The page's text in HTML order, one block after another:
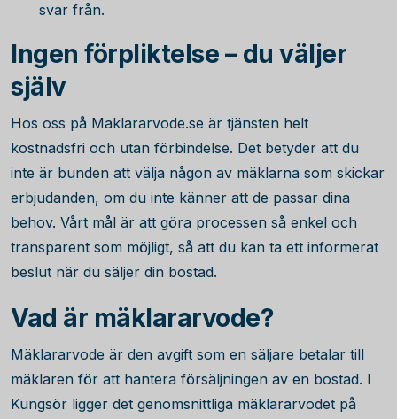
svar från.
Ingen förpliktelse – du väljer
själv
Hos oss på Maklararvode.se är tjänsten helt
kostnadsfri och utan förbindelse. Det betyder att du
inte är bunden att välja någon av mäklarna som skickar
erbjudanden, om du inte känner att de passar dina
behov. Vårt mål är att göra processen så enkel och
transparent som möjligt, så att du kan ta ett informerat
beslut när du säljer din bostad.
Vad är mäklararvode?
Mäklararvode är den avgift som en säljare betalar till
mäklaren för att hantera försäljningen av en bostad. I
Kungsör ligger det genomsnittliga mäklararvodet på